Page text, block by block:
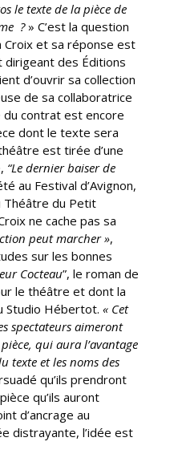
le texte de la pièce de
?» C’est la question
Croix et sa réponse est
dirigeant des Éditions
d’ouvrir sa collection
de sa collaboratrice
du contrat est encore
dont le texte sera
est tirée d’une
“Le dernier baiser de
au Festival d’Avignon,
Théâtre du Petit
ne cache pas sa
peut marcher »,
sur les bonnes
Cocteau”, le roman de
le théâtre et dont la
Studio Hébertot. « Cet
spectateurs aimeront
qui aura l’avantage
texte et les noms des
qu’ils prendront
qu’ils auront
d’ancrage au
distrayante, l’idée est